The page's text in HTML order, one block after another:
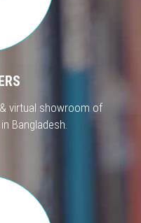
virtual showroom of
Bangladesh.